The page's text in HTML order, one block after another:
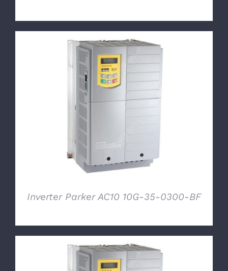
Inverter Parker AC10 10G-35-0300-BF